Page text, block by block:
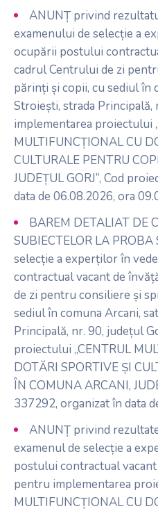
ANUNȚ privind
examenului de selecție a
ocupării postului
cadrul Centrului de zi
părinți și copii, cu sediul în
Stroiești, strada
implementarea proiectului
MULTIFUNCȚIONAL CU
CULTURALE PENTRU
JUDEȚUL GORJ”, Cod
data de 06.08.2026, ora
BAREM DETALIAT DE
SUBIECTELOR LA
selecție a experților în
contractual vacant de
de zi pentru consiliere și
sediul în comuna Arcani,
Principală, nr. 90, județul
proiectului „CENTRUL
DOTĂRI SPORTIVE ȘI
ÎN COMUNA ARCANI,
337292, organizat în data
ANUNȚ privind
examenul de selecție a
postului contractual
pentru implementarea
MULTIFUNCȚIONAL CU